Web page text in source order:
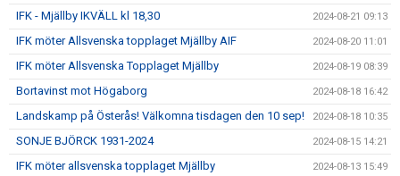
IFK - Mjällby IKVÄLL kl 18,30 2024-08-21 09:13
IFK möter Allsvenska topplaget Mjällby AIF 2024-08-20 11:01
IFK möter Allsvenska Topplaget Mjällby 2024-08-19 08:39
Bortavinst mot Högaborg 2024-08-18 16:42
Landskamp på Österås! Välkomna tisdagen den 10 sep! 2024-08-18 10:35
SONJE BJÖRCK 1931-2024 2024-08-15 14:21
IFK möter allsvenska topplaget Mjällby 2024-08-13 15:49